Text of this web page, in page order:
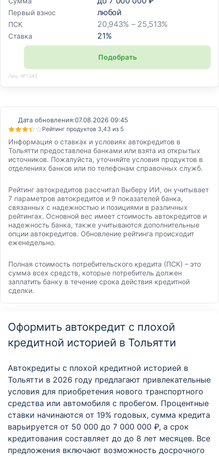
Первый взнос любой
ПСК 20,943% – 25,513%
Ставка 21%
Подобрать
Лиц. №1343
Дата обновления:07.08.2026 09:45
Рейтинг продуктов 3,43 из 5
Информация о ставках и условиях автокредитов в
Тольятти предоставлена банками или взята из открытых
источников. Пожалуйста, уточняйте условия продуктов в
отделениях банков или по телефонам справочных служб.
Рейтинг автокредитов рассчитал Выберу ИИ, он учитывает
7 параметров автокредитов и 9 показателей банка,
связанных с надежностью и позициями в различных
рейтингах. Основной вес имеет стоимость автокредитов и
надежность банка, также учитываются дополнительные
опции автокредитов. Обновление рейтинга происходит
еженедельно.
Полная стоимость потребительского кредита (ПСК) – это
сумма всех средств, которые потребитель должен
заплатить банку в течение срока действия кредитной
сделки.
Оформить автокредит с плохой
кредитной историей в Тольятти
Автокредиты с плохой кредитной историей в
Тольятти в 2026 году предлагают привлекательные
условия для приобретения нового транспортного
средства или автомобиля с пробегом. Процентные
ставки начинаются от 19% годовых, сумма кредита
варьируется от 50 000 до 7 000 000 ₽, а срок
кредитования составляет до до 8 лет месяцев. Все
предложения включают возможность досрочного